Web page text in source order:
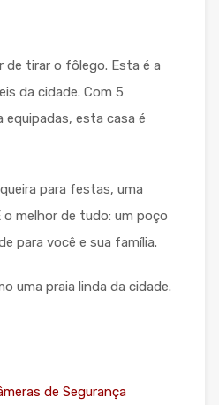
de tirar o fôlego. Esta é a
da cidade. Com 5
esta casa é
para festas, uma
melhor de tudo: um poço
para você e sua família.
uma praia linda da cidade.
de Segurança